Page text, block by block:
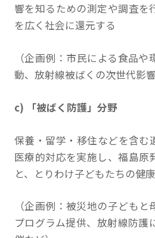
響を知るための測定や調査を
を広く社会に還元する
（企画例：市民による食品
動、放射線被ばくの次世代影響
c) 「被ばく防護」分野
保養・留学・移住などを含む
医療的対応を実施し、福島原
と、とりわけ子どもたちの健
（企画例：被災地の子ども
プログラム提供、放射線防護